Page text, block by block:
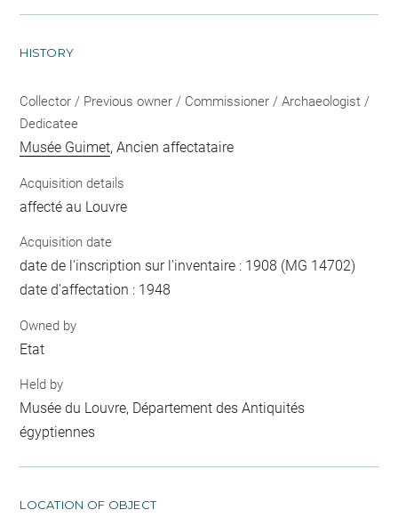
HISTORY
Collector / Previous owner / Commissioner / Archaeologist /
Dedicatee
Musée Guimet, Ancien affectataire
Acquisition details
affecté au Louvre
Acquisition date
date de l'inscription sur l'inventaire : 1908 (MG 14702)
date d'affectation : 1948
Owned by
Etat
Held by
Musée du Louvre, Département des Antiquités
égyptiennes
LOCATION OF OBJECT